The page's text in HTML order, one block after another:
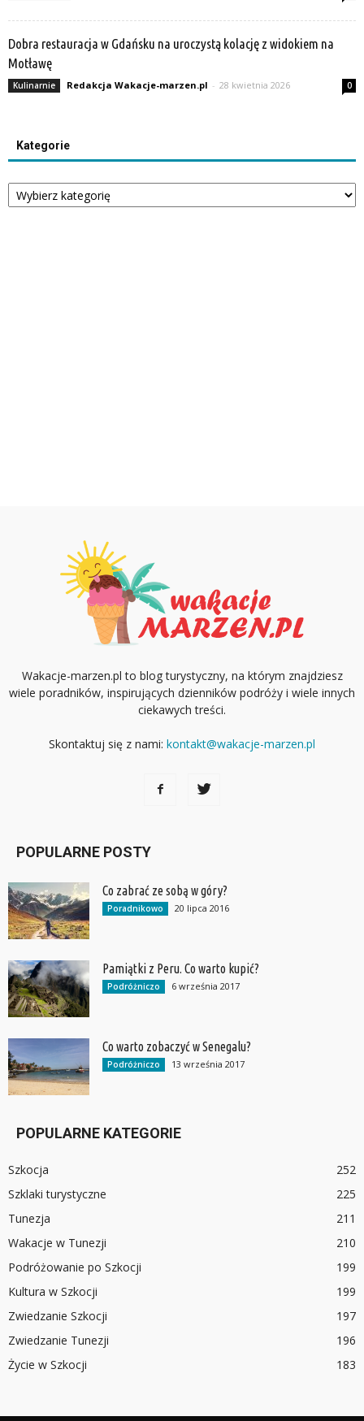
Dobra restauracja w Gdańsku na uroczystą kolację z widokiem na
Motławę
Kulinarnie Redakcja Wakacje-marzen.pl - 28 kwietnia 2026 0
Kategorie
Kategorie
Wakacje-marzen.pl to blog turystyczny, na którym znajdziesz
wiele poradników, inspirujących dzienników podróży i wiele innych
ciekawych treści.
Skontaktuj się z nami: kontakt@wakacje-marzen.pl
POPULARNE POSTY
Co zabrać ze sobą w góry?
Poradnikowo 20 lipca 2016
Pamiątki z Peru. Co warto kupić?
Podróżniczo 6 września 2017
Co warto zobaczyć w Senegalu?
Podróżniczo 13 września 2017
POPULARNE KATEGORIE
Szkocja
252
Szklaki turystyczne
225
Tunezja
211
Wakacje w Tunezji
210
Podróżowanie po Szkocji
199
Kultura w Szkocji
199
Zwiedzanie Szkocji
197
Zwiedzanie Tunezji
196
Życie w Szkocji
183